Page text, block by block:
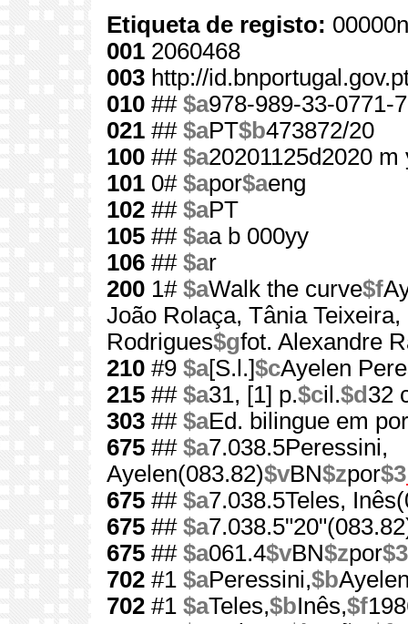
Etiqueta de registo:
001 2060468
003 http://
010 ## $a978-989-33-0771-7
021 ## $aPT$b473872/20
100 ## $a20201125d2020
101 0# $apor$aeng
102 ## $aPT
105 ## $aa b 000yy
106 ## $ar
200 1# $aWalk the curve$f
João Rolaça, Tânia
Rodrigues$gfot. Alexandre
210 #9 $a[S.l.]$cAyelen
215 ## $a31, [1] p.$cil.$d 32
303 ## $aEd. bilingue em
675 ## $a7.038.5Peressini,
Ayelen(083.82)$vBN$zpor$3
675 ## $a7.038.5Teles,
675 ## $a
675 ## $a061.4$vBN$zpor$3
702 #1 $aPeressini,$b
702 #1 $aTeles,$bInês,$f